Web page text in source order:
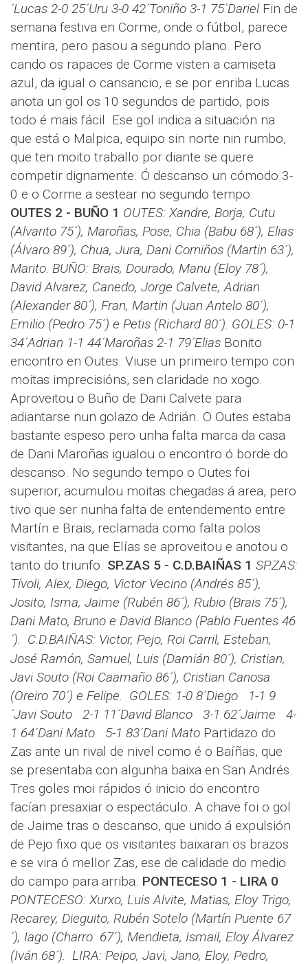
´Lucas 2-0 25´Uru 3-0 42´Toniño 3-1 75´Dariel Fin de
semana festiva en Corme, onde o fútbol, parece
mentira, pero pasou a segundo plano. Pero
cando os rapaces de Corme visten a camiseta
azul, da igual o cansancio, e se por enriba Lucas
anota un gol os 10 segundos de partido, pois
todo é mais fácil. Ese gol indica a situación na
que está o Malpica, equipo sin norte nin rumbo,
que ten moito traballo por diante se quere
competir dignamente. Ó descanso un cómodo 3-
0 e o Corme a sestear no segundo tempo.
OUTES 2 - BUÑO 1 OUTES: Xandre, Borja, Cutu
(Alvarito 75´), Maroñas, Pose, Chia (Babu 68´), Elias
(Álvaro 89´), Chua, Jura, Dani Corniños (Martin 63´),
Marito. BUÑO: Brais, Dourado, Manu (Eloy 78´),
David Alvarez, Canedo, Jorge Calvete, Adrian
(Alexander 80´), Fran, Martin (Juan Antelo 80´),
Emilio (Pedro 75´) e Petis (Richard 80´). GOLES: 0-1
34´Adrian 1-1 44´Maroñas 2-1 79´Elias Bonito
encontro en Outes. Viuse un primeiro tempo con
moitas imprecisións, sen claridade no xogo.
Aproveitou o Buño de Dani Calvete para
adiantarse nun golazo de Adrián. O Outes estaba
bastante espeso pero unha falta marca da casa
de Dani Maroñas igualou o encontro ó borde do
descanso. No segundo tempo o Outes foi
superior, acumulou moitas chegadas á area, pero
tivo que ser nunha falta de entendemento entre
Martín e Brais, reclamada como falta polos
visitantes, na que Elías se aproveitou e anotou o
tanto do triunfo. SP.ZAS 5 - C.D.BAIÑAS 1 SP.ZAS:
Tívoli, Alex, Diego, Victor Vecino (Andrés 85´),
Josito, Isma, Jaime (Rubén 86´), Rubio (Brais 75´),
Dani Mato, Bruno e David Blanco (Pablo Fuentes 46
´). C.D.BAIÑAS: Victor, Pejo, Roi Carril, Esteban,
José Ramón, Samuel, Luis (Damián 80´), Cristian,
Javi Souto (Roi Caamaño 86´), Cristian Canosa
(Oreiro 70´) e Felipe.
GOLES: 1-0 8´Diego 1-1 9
´Javi Souto 2-1 11´David Blanco 3-1 62´Jaime 4-
1 64´Dani Mato 5-1 83´Dani Mato Partidazo do
Zas ante un rival de nivel como é o Baíñas, que
se presentaba con algunha baixa en San Andrés.
Tres goles moi rápidos ó inicio do encontro
facían presaxiar o espectáculo. A chave foi o gol
de Jaime tras o descanso, que unido á expulsión
de Pejo fixo que os visitantes baixaran os brazos
e se vira ó mellor Zas, ese de calidade do medio
do campo para arriba. PONTECESO 1 - LIRA 0
PONTECESO: Xurxo, Luis Alvite, Matias, Eloy Trigo,
Recarey, Dieguito, Rubén Sotelo (Martín Puente 67
´), Iago (Charro 67´), Mendieta, Ismail, Eloy Álvarez
(Iván 68´). LIRA: Peipo, Javi, Jano, Eloy, Pedro,